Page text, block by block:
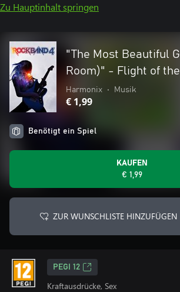
Zu Hauptinhalt springen
"The Most Beautiful
Room)" - Flight of
Harmonix • Musik
€ 1,99
Benötigt ein Spiel
KAUFEN
€ 1,99
ZUR WUNSCHLISTE HINZUFÜGEN
PEGI 12
Kraftausdrücke, Sex